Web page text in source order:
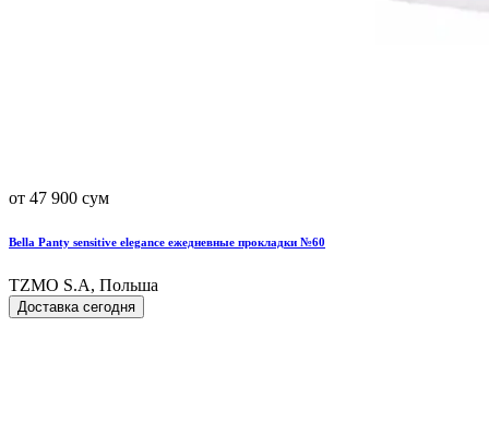
от 47 900 сум
Bella Panty sensitive elegance ежедневные прокладки №60
TZMO S.A, Польша
Доставка сегодня